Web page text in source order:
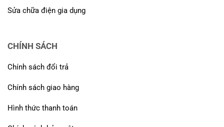
Sửa chữa điện gia dụng
CHÍNH SÁCH
Chính sách đổi trả
Chính sách giao hàng
Hình thức thanh toán